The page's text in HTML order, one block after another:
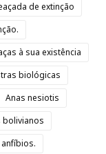
de extinção
à sua existência
biológicas
Anas nesiotis
bolivianos
anfíbios.